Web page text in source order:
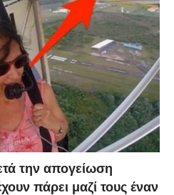
την απογείωση
πάρει μαζί τους έναν